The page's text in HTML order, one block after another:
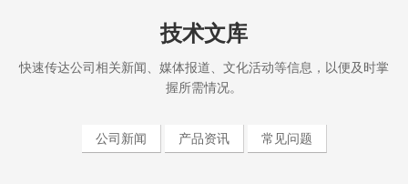
技术文库
快速传达公司相关新闻、媒体报道、文化活动等信息，以便及时掌
握所需情况。
公司新闻 产品资讯 常见问题